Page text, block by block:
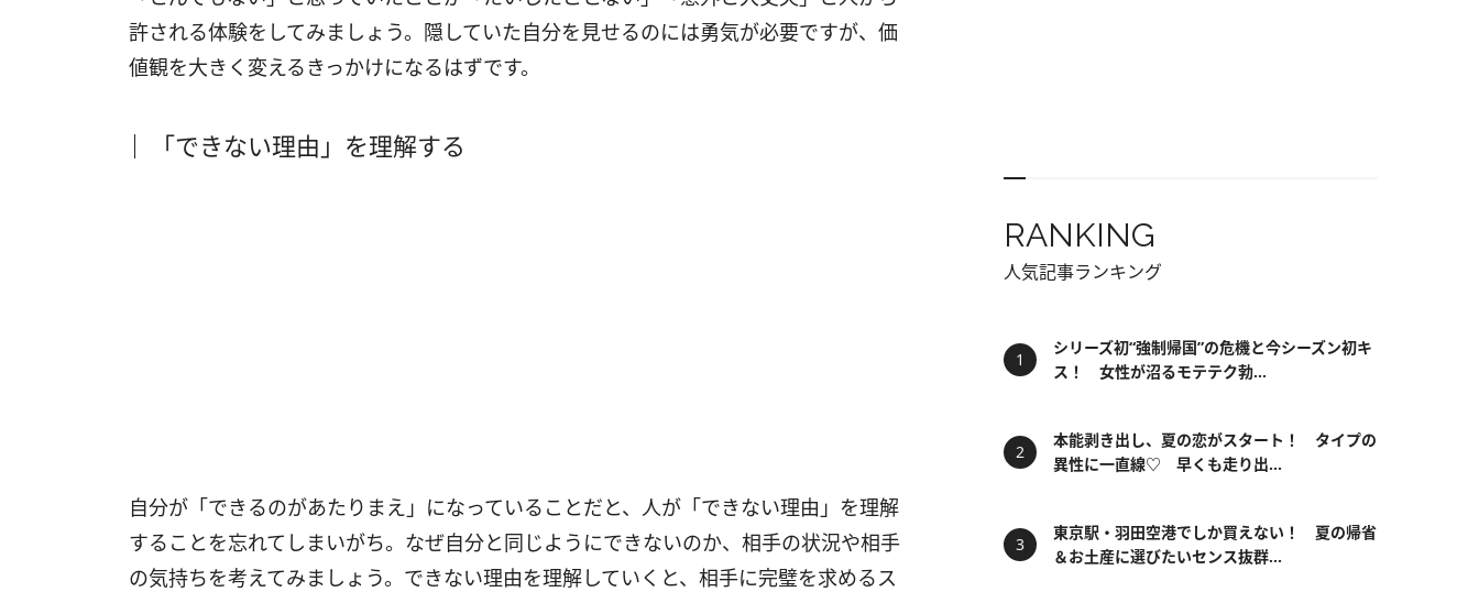
許される体験をしてみましょう。隠していた自分を見せるのには勇気が必要ですが、価
値観を大きく変えるきっかけになるはずです。
「できない理由」を理解する
自分が「できるのがあたりまえ」になっていることだと、人が「できない理由」を理解
することを忘れてしまいがち。なぜ自分と同じようにできないのか、相手の状況や相手
の気持ちを考えてみましょう。できない理由を理解していくと、相手に完璧を求めるス
RANKING
人気記事ランキング
シリーズ初“強制帰国”の危機と今シーズン初キ
ス！ 女性が沼るモテテク勃...
本能剥き出し、夏の恋がスタート！ タイプの
異性に一直線♡ 早くも走り出...
東京駅・羽田空港でしか買えない！ 夏の帰省
＆お土産に選びたいセンス抜群...